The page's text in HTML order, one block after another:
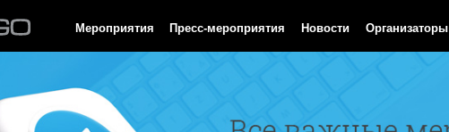
Мероприятия Пресс-мероприятия Новости Организаторы